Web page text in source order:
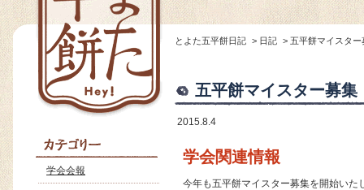
学会会報
とよた五平餅日記 > 日記 > 五平餅マイスター
五平餅マイスター募集
2015.8.4
学会関連情報
今年も五平餅マイスター募集を開始い